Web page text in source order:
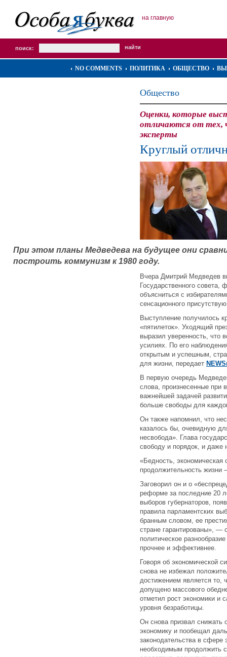
на главную
поиск:
NO COMMENTS ПОЛИТИКА ОБЩЕСТВО
Общество
Оценки, которые
отличаются от тех,
эксперты
Круглый
При этом планы Медведева на будущее они
построить коммунизм к 1980 году.
Вчера Дмитрий Медведев
Государственного совета,
объясниться с
сенсационного
Выступление получилось
«пятилеток». Уходящий
выразил уверенность, что
усилиях. По его
открытым и успешным,
для жизни, передает
В первую очередь
слова, произнесенные при
важнейшей задачей
больше свободы для
Он также напомнил, что
казалось бы, очевидную
несвобода». Глава
свободу и порядок, и даже
«Бедность, экономическая
продолжительность
Заговорил он и о
реформе за последние 20
выборов губернаторов,
правила парламентских
бранным словом, ее
стране гарантированы», —
политическое
прочнее и эффективнее.
Говоря об экономической
снова не избежал
достижением является то,
допущено массового
отметил рост экономики и
уровня безработицы.
Он снова призвал снижать
экономику и пообещал
законодательства в сфере
необходимым продолжить